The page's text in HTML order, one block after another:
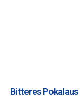
Bitteres Pokalaus